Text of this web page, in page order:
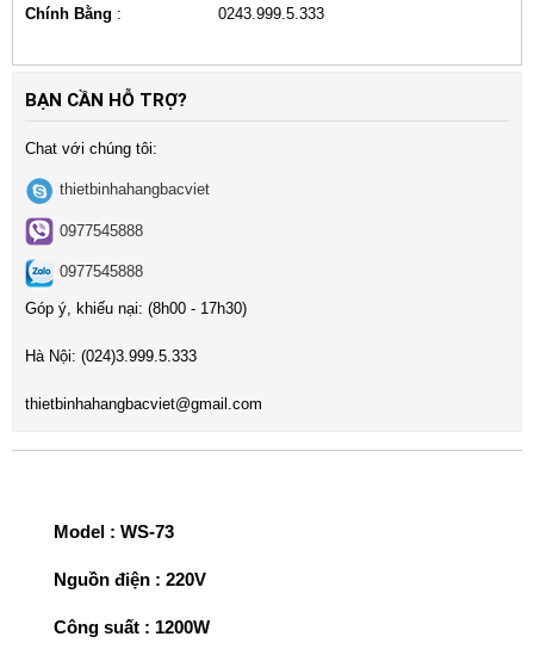
Chính Bằng : 0243.999.5.333
BẠN CẦN HỖ TRỢ?
Chat với chúng tôi:
thietbinhahangbacviet
0977545888
0977545888
Góp ý, khiếu nại: (8h00 - 17h30)
Hà Nội: (024)3 .999.5.333
thietbinhahangbacviet@gmail.com
Model : WS-73
Nguồn điện : 220V
Công suất : 1200W